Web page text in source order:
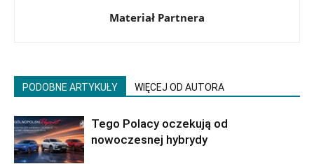
Materiał Partnera
PODOBNE ARTYKUŁY WIĘCEJ OD AUTORA
Tego Polacy oczekują od
nowoczesnej hybrydy